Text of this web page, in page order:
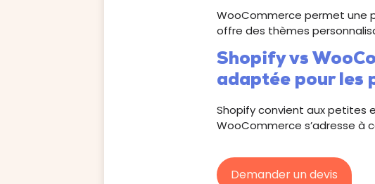
WooCommerce permet une
offre des thèmes
Shopify vs
adaptée pour les
Shopify convient aux petites
WooCommerce s’adresse à
Demander un devis